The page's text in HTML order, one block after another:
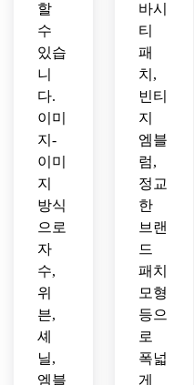
할
수
있습
니
다.
이미
지-
이미
지
방식
으로
자
수,
위
븐,
셰
닐,
엠블
바시
티
패
치,
빈티
지
엠블
럼,
정교
한
브랜
드
패치
모형
등으
로
폭넓
게